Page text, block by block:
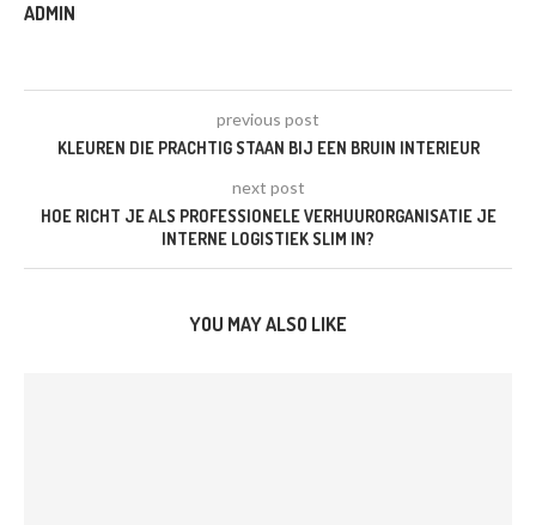
ADMIN
previous post
KLEUREN DIE PRACHTIG STAAN BIJ EEN BRUIN INTERIEUR
next post
HOE RICHT JE ALS PROFESSIONELE VERHUURORGANISATIE JE
INTERNE LOGISTIEK SLIM IN?
YOU MAY ALSO LIKE